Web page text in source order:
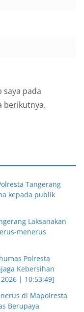
saya pada
berikutnya.
Tangerang
kepada publik
Laksanakan
menerus
Polresta
Kebersihan
| 10:53:49]
di Mapolresta
Berupaya